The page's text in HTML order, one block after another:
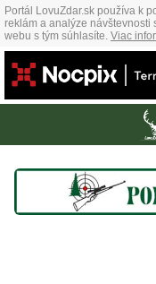
Portál LovuZdar.sk používa k
reklám a analýze návštevnosti
webu s tým súhlasíte. Viac